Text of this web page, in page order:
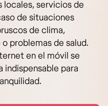
servicios de
de situaciones
de clima,
problemas de salud.
en el móvil se
indispensable para